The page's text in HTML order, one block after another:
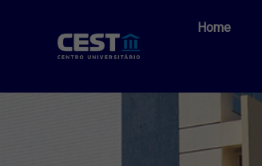
Home